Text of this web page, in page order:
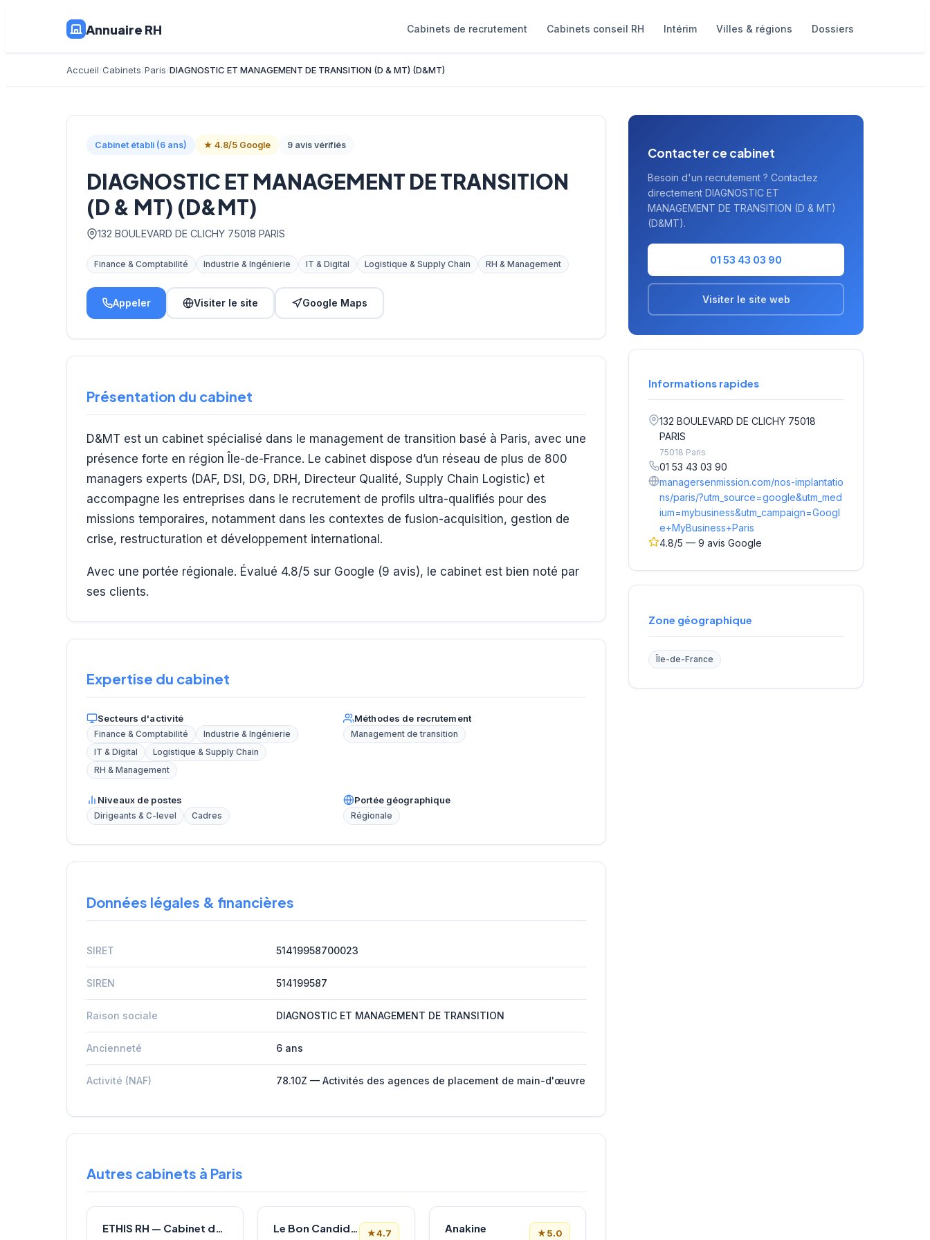
Annuaire RH Cabinets de recrutement Cabinets conseil RH Intérim Villes & régions Dossiers
Accueil Cabinets Paris DIAGNOSTIC ET MANAGEMENT DE TRANSITION (D & MT) (D&MT)
Cabinet établi (6 ans) ★ 4.8/5 Google 9 avis vérifiés
DIAGNOSTIC ET MANAGEMENT DE TRANSITION
(D & MT) (D&MT)
132 BOULEVARD DE CLICHY 75018 PARIS
Finance & Comptabilité Industrie & Ingénierie IT & Digital Logistique & Supply Chain RH & Management
Appeler Visiter le site Google Maps
Présentation du cabinet
D&MT est un cabinet spécialisé dans le management de transition basé à Paris, avec une
présence forte en région Île-de-France. Le cabinet dispose d’un réseau de plus de 800
managers experts (DAF, DSI, DG, DRH, Directeur Qualité, Supply Chain Logistic) et
accompagne les entreprises dans le recrutement de profils ultra-qualifiés pour des
missions temporaires, notamment dans les contextes de fusion-acquisition, gestion de
crise, restructuration et développement international.
Avec une portée régionale. Évalué 4.8/5 sur Google (9 avis), le cabinet est bien noté par
ses clients.
Expertise du cabinet
Secteurs d'activité
Finance & Comptabilité
Industrie & Ingénierie
IT & Digital
Logistique & Supply Chain
RH & Management
Méthodes de recrutement
Management de transition
Niveaux de postes
Dirigeants & C-level Cadres
Portée géographique
Régionale
Données légales & financières
SIRET 51419958700023
SIREN 514199587
Raison sociale DIAGNOSTIC ET MANAGEMENT DE TRANSITION
Ancienneté 6 ans
Activité (NAF) 78.10Z — Activités des agences de placement de main-d'œuvre
Autres cabinets à Paris
ETHIS RH — Cabinet de recrutement à Paris Le Bon Candidat ★4.7 Anakine ★5.0
Contacter ce cabinet
Besoin d'un recrutement ? Contactez
directement DIAGNOSTIC ET
MANAGEMENT DE TRANSITION (D & MT)
(D&MT).
01 53 43 03 90
Visiter le site web
Informations rapides
132 BOULEVARD DE CLICHY 75018
PARIS
75018 Paris
01 53 43 03 90
managersenmission.com/nos-implantatio
ns/paris/?utm_source=google&utm_med
ium=mybusiness&utm_campaign=Googl
e+MyBusiness+Paris
4.8/5 — 9 avis Google
Zone géographique
Île-de-France